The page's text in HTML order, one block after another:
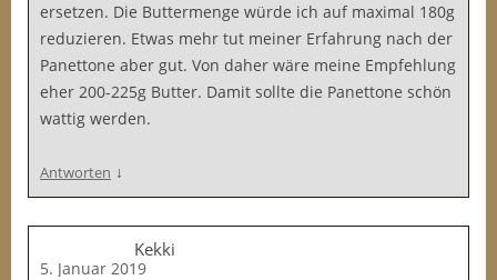
ersetzen. Die Buttermenge würde ich auf maximal 180g
reduzieren. Etwas mehr tut meiner Erfahrung nach der
Panettone aber gut. Von daher wäre meine Empfehlung
eher 200-225g Butter. Damit sollte die Panettone schön
wattig werden.
Antworten ↓
Kekki
5. Januar 2019